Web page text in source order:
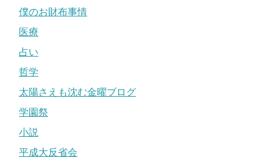
僕のお財布事情
医療
占い
哲学
太陽さえも沈む金曜ブログ
学園祭
小説
平成大反省会